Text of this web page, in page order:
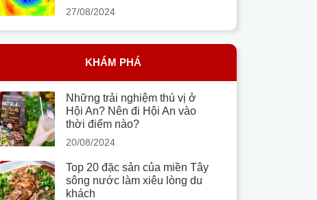
27/08/2024
KHÁM PHÁ
Những trải nghiệm thú vị ở
Hội An? Nên đi Hội An vào
thời điểm nào?
20/08/2024
Top 20 đặc sản của miền Tây
sông nước làm xiêu lòng du
khách